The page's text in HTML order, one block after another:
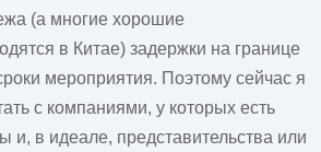
(а многие хорошие
в Китае) задержки на границе
мероприятия. Поэтому сейчас я
с компаниями, у которых есть
и, в идеале, представительства или